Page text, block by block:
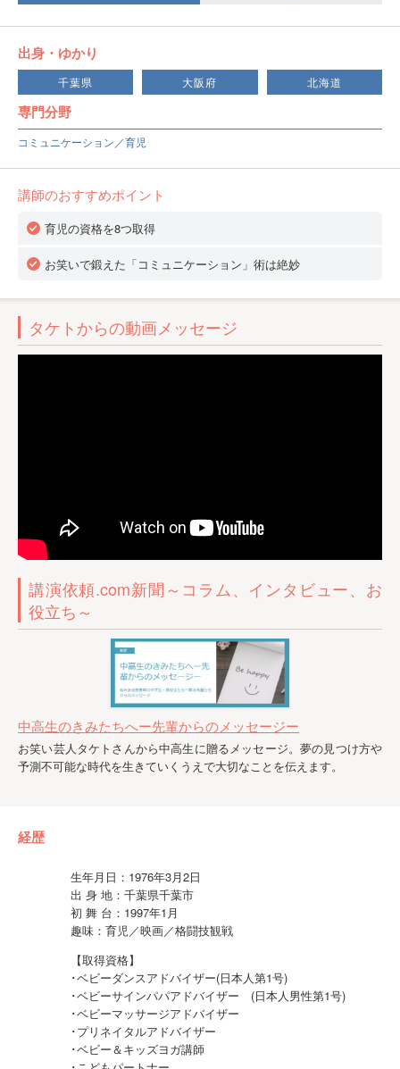
出身・ゆかり
千葉県 大阪府 北海道
専門分野
コミュニケーション／育児
講師のおすすめポイント
育児の資格を8つ取得
お笑いで鍛えた「コミュニケーション」術は絶妙
タケトからの動画メッセージ
講演依頼.com新聞～コラム、インタビュー、お
役立ち～
中高生のきみたちへー先輩からのメッセージー
お笑い芸人タケトさんから中高生に贈るメッセージ。夢の見つけ方や
予測不可能な時代を生きていくうえで大切なことを伝えます。
経歴
生年月日：1976年3月2日
出 身 地：千葉県千葉市
初 舞 台：1997年1月
趣味：育児／映画／格闘技観戦
【取得資格】
･ベビーダンスアドバイザー(日本人第1号)
･ベビーサインパパアドバイザー (日本人男性第1号)
･ベビーマッサージアドバイザー
･プリネイタルアドバイザー
･ベビー＆キッズヨガ講師